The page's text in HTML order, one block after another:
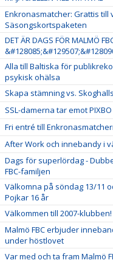
Enkronasmatcher: Grattis till
Säsongskortspaketen
DET ÄR DAGS FÖR MALMÖ
Alla till Baltiska för
psykisk ohälsa
Skapa stämning vs.
SSL-damerna tar emot
Fri entré till
After Work och innebandy i
Dags för superlördag -
FBC-familjen
Välkomna på söndag 13/11
Pojkar 16 år
Välkommen till 2007-klubben!
Malmö FBC erbjuder
under höstlovet
Var med och ta fram Malmö